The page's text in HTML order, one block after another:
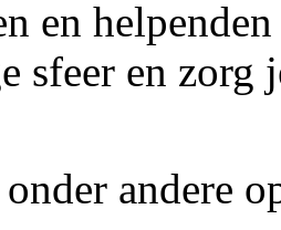
en
sfeer en zorg
onder andere